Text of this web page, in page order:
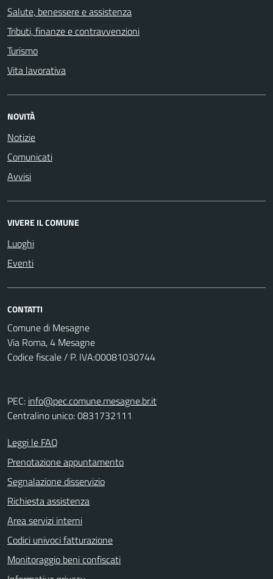
Salute, benessere e assistenza
Tributi, finanze e contravvenzioni
Turismo
Vita lavorativa
NOVITÀ
Notizie
Comunicati
Avvisi
VIVERE IL COMUNE
Luoghi
Eventi
CONTATTI
Comune di Mesagne
Via Roma, 4 Mesagne
Codice fiscale / P. IVA:00081030744
PEC: info@pec.comune.mesagne.br.it
Centralino unico: 0831732111
Leggi le FAQ
Prenotazione appuntamento
Segnalazione disservizio
Richiesta assistenza
Area servizi interni
Codici univoci fatturazione
Monitoraggio beni confiscati